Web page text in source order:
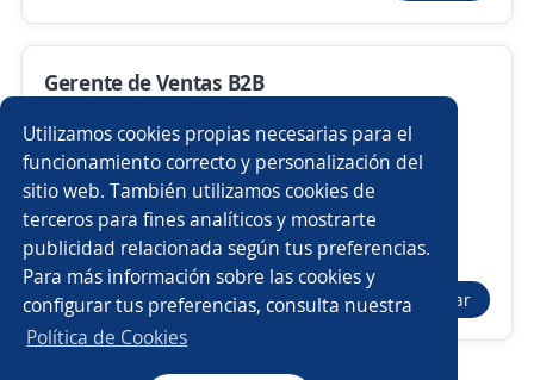
Utilizamos cookies propias necesarias para el
funcionamiento correcto y personalización del
sitio web. También utilizamos cookies de
terceros para fines analíticos y mostrarte
publicidad relacionada según tus preferencias.
Para más información sobre las cookies y
configurar tus preferencias, consulta nuestra
Política de Cookies
Empleos similares
Gerente de compras Gerente de operaciones
Gerente tienda Coordinador/a Gerente de ventas
Subgerente/a de tienda Gerente de marketing
Gerente comercial Encargado/a de tienda
Ejecutivo/a de ventas
Buscar es más fácil en la app
CT App Abrir
Gerente de Ventas B2B
Industrial
San Diego, Carabobo
1.200.000,00 $ (Mensual) + Comisiones
Contrato por tiempo indefinido
Tiempo Completo
Hace 4 días Postular